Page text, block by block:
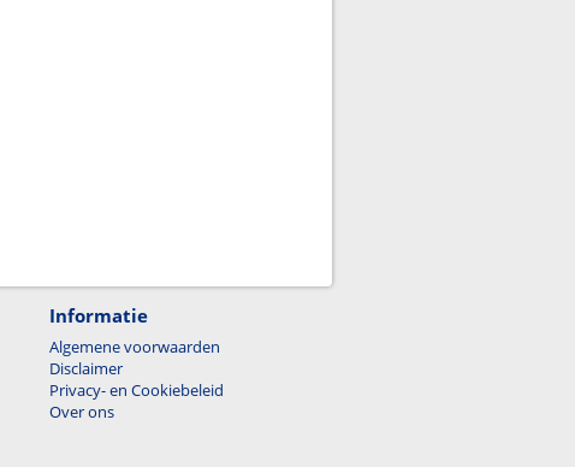
Informatie
Algemene voorwaarden
Disclaimer
Privacy- en Cookiebeleid
Over ons